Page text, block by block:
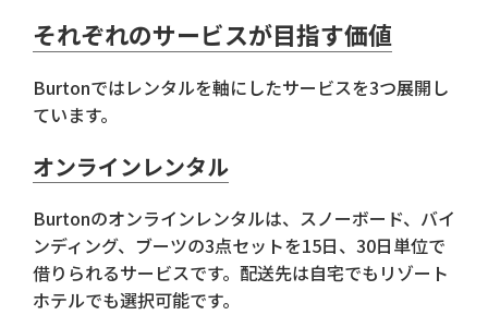
それぞれのサービスが目指す価値
Burtonではレンタルを軸にしたサービスを3つ展開し
ています。
オンラインレンタル
Burtonのオンラインレンタルは、スノーボード、バイ
ンディング、ブーツの3点セットを15日、30日単位で
借りられるサービスです。配送先は自宅でもリゾート
ホテルでも選択可能です。